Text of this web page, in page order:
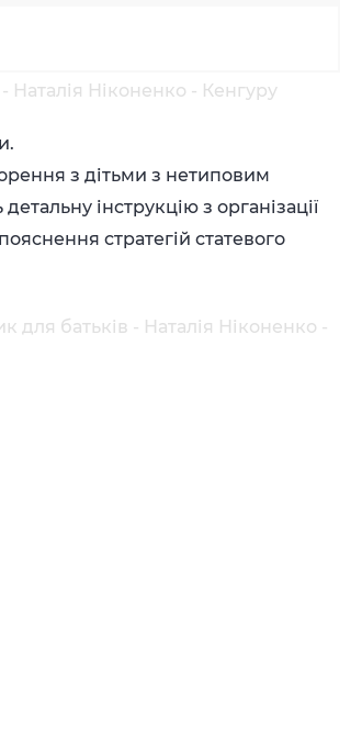
Наталія Ніконенко - Кенгуру
з дітьми з нетиповим
інструкцію з організації
стратегій статевого
для батьків - Наталія Ніконенко -